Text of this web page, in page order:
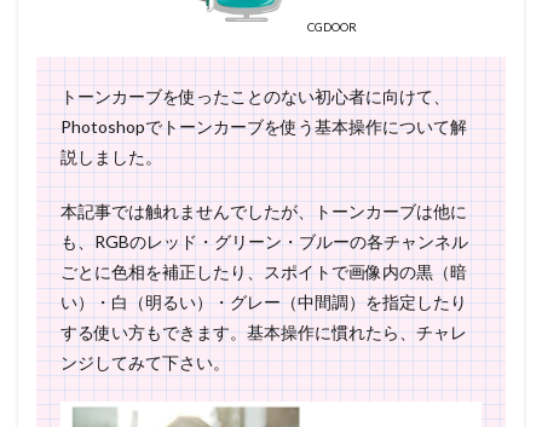
CGDOOR
トーンカーブを使ったことのない初心者に向けて、
Photoshopでトーンカーブを使う基本操作について解
説しました。
本記事では触れませんでしたが、トーンカーブは他に
も、RGBのレッド・グリーン・ブルーの各チャンネル
ごとに色相を補正したり、スポイトで画像内の黒（暗
い）・白（明るい）・グレー（中間調）を指定したり
する使い方もできます。基本操作に慣れたら、チャレ
ンジしてみて下さい。